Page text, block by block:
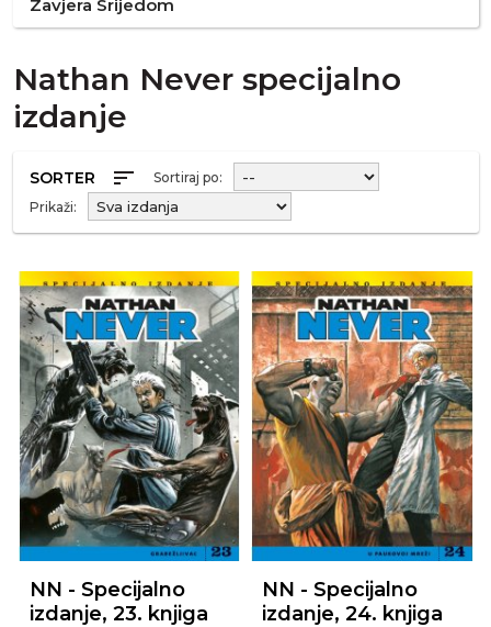
Zavjera Srijedom
Nathan Never specijalno
izdanje
SORTER sort
Sortiraj po:
Prikaži:
NN - Specijalno
izdanje, 23. knjiga
NN - Specijalno
izdanje, 24. knjiga